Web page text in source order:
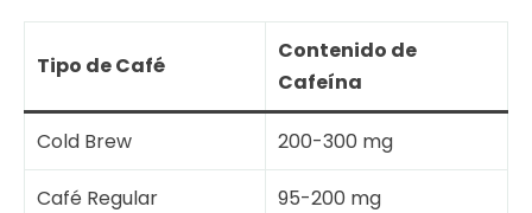
Tipo de Café
Contenido de
Cafeína
Cold Brew 200-300 mg
Café Regular 95-200 mg